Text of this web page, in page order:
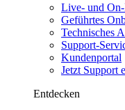
Live- und
Geführtes
Technisches
Support-
Kundenportal
Jetzt Support
Entdecken